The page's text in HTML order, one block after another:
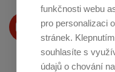
funkčnosti webu
pro personalizaci
stránek.
souhlasíte s
údajů o chování
Produkty Vám
na Youtube